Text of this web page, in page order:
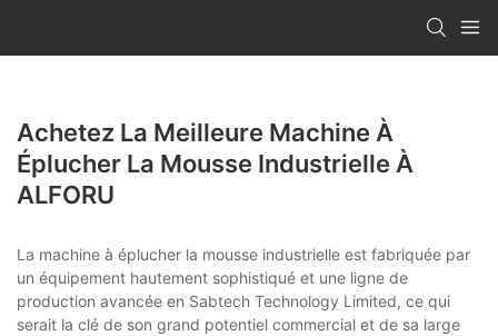
Achetez La Meilleure Machine À
Éplucher La Mousse Industrielle À
ALFORU
La machine à éplucher la mousse industrielle est fabriquée par
un équipement hautement sophistiqué et une ligne de
production avancée en Sabtech Technology Limited, ce qui
serait la clé de son grand potentiel commercial et de sa large